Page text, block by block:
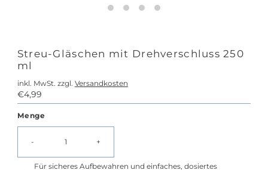
Streu-Gläschen mit Drehverschluss 250
ml
inkl. MwSt. zzgl. Versandkosten
Regulärer
Preis
€4,99
Menge
- +
Für sicheres Aufbewahren und einfaches, dosiertes